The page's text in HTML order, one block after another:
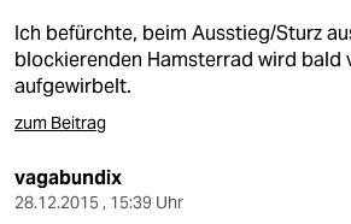
Ich befürchte, beim Ausstieg/Sturz
blockierenden Hamsterrad wird bald
aufgewirbelt.
zum Beitrag
vagabundix
28.12.2015 , 15:39 Uhr